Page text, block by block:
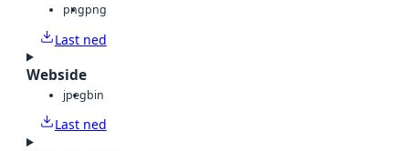
pngpng
Last ned
Webside
jpegbin
Last ned